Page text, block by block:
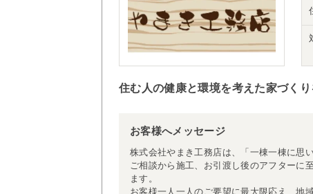
住む人の健康と環境を考えた家づく
お客様へメッセージ
株式会社やまき工務店は、「一棟一棟に思
ご相談から施工、お引渡し後のアフターに
ます。
お客様一人一人のご要望に最大限応え、地